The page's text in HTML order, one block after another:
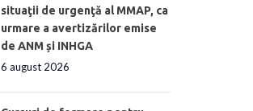
situaţii de urgenţă al MMAP, ca
urmare a avertizărilor emise
de ANM și INHGA
6 august 2026